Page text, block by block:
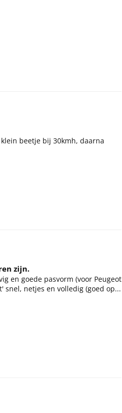
beetje bij 30kmh, daarna
zijn.
en goede pasvorm (voor Peugeot
snel, netjes en volledig (goed op...